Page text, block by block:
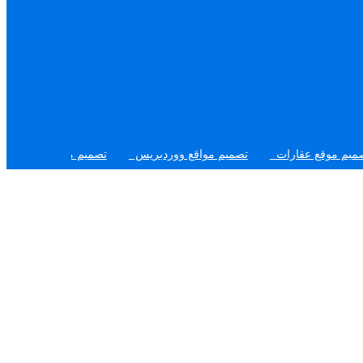
تصميم مواقع ووردبريس تصميم موقع السوق المفتوح